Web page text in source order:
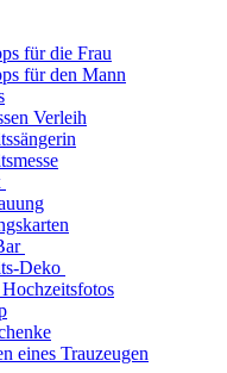
für die Frau
für den Mann
Verleih
Deko
eines Trauzeugen